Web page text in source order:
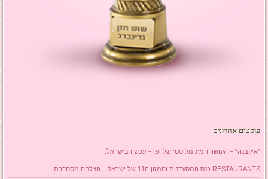
פוסטים אחרונים
"איקבנה" – העושר המינימליסטי של יפן – עכשיו בישראל.
RESTAURANTS כנס המסעדנות והמזון ה11 של ישראל – הצלחה מסחררת!